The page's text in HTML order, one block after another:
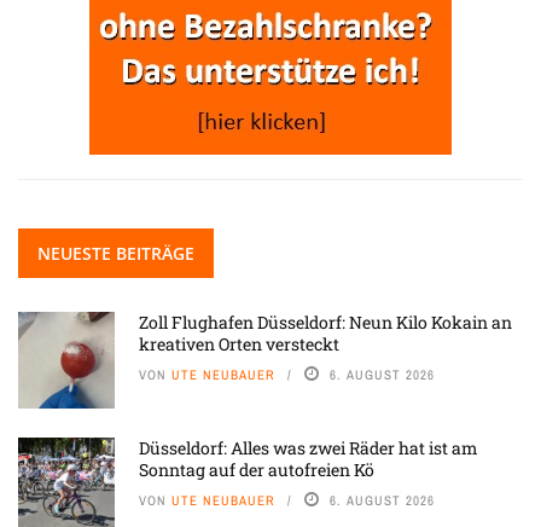
NEUESTE BEITRÄGE
Zoll Flughafen Düsseldorf: Neun Kilo Kokain an
kreativen Orten versteckt
VON UTE NEUBAUER 6. AUGUST 2026
Düsseldorf: Alles was zwei Räder hat ist am
Sonntag auf der autofreien Kö
VON UTE NEUBAUER 6. AUGUST 2026